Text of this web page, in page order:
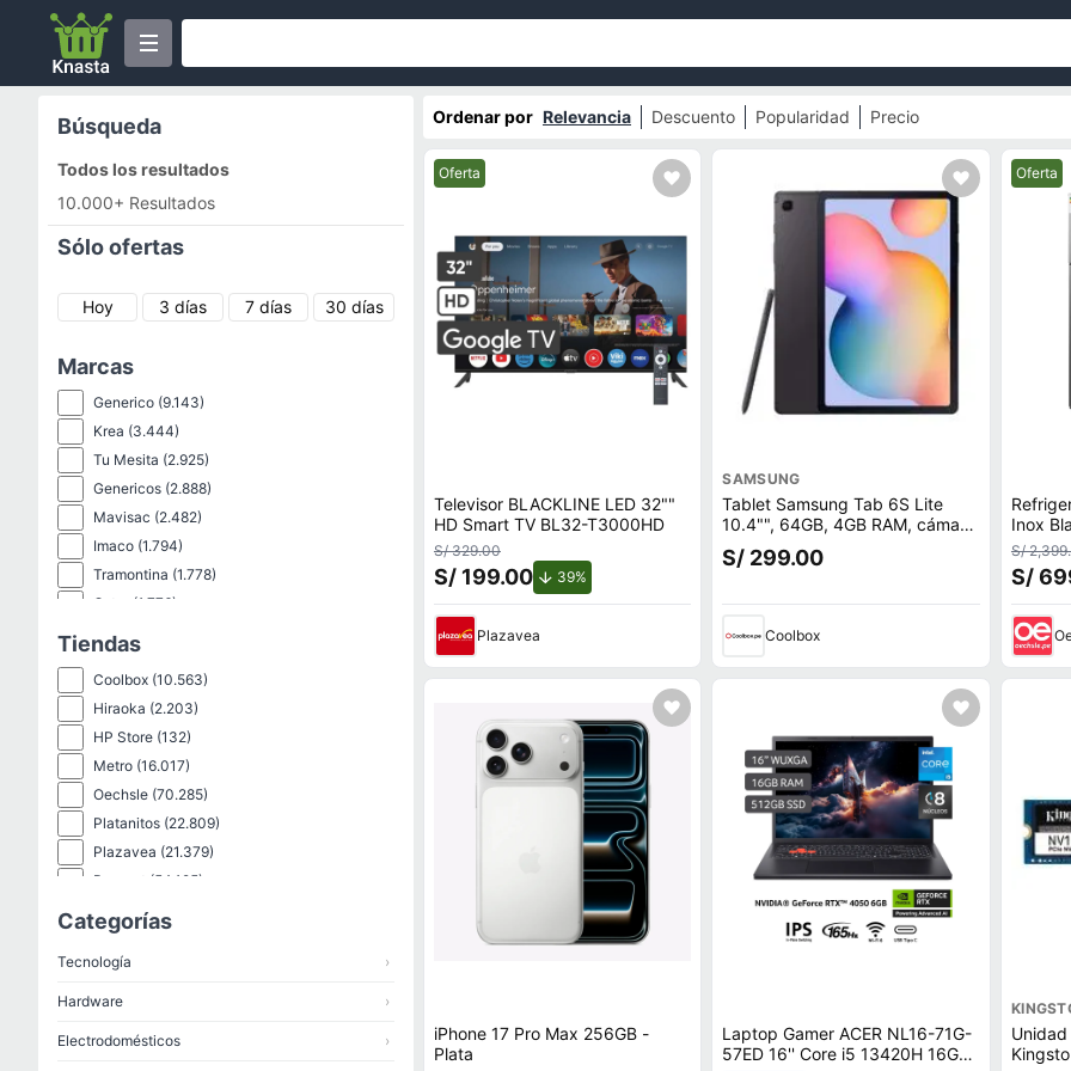
Búsqueda
Todos los resultados
10.000+ Resultados
Sólo ofertas
Hoy 3 días 7 días 30 días
Marcas
Generico (9.143)
Krea (3.444)
Tu Mesita (2.925)
Genericos (2.888)
Mavisac (2.482)
Imaco (1.794)
Tramontina (1.778)
Oster
(1.776)
Genérico
Sm(1.437)
Truper(1.424)
Orange (1.360)
Paraiso (1.321)
Tuhome (1.314)
Pokemon(1.216)
New Athletic(1.168)
Samsung(965)
Tiendas
Coolbox (10.563)
Hiraoka (2.203)
HP Store (132)
Metro (16.017)
Oechsle (70.285)
Platanitos (22.809)
Plazavea (21.379)
Promart
(54.195)
Reebok(23)
Samsung
Shopstar
Thenorthface
Categorías
Tecnología ›
Hardware ›
Electrodomésticos ›
Ordenar por Relevancia Descuento Popularidad Precio
Mejor precio.
Oferta
Televisor BLACKLINE LED 32""
HD Smart TV BL32-T3000HD
S/ 329.00
S/ 199.00 39%de descuento.
Plazavea
SAMSUNG
Tablet Samsung Tab 6S Lite
10.4"", 64GB, 4GB RAM, cámara
principal 8MP y frontal 5MP,
Octa-Core, 7040 mAh, negro
S/ 299.00
Coolbox
Mejor
Oferta
Inox
S/
S/
iPhone 17 Pro Max 256GB -
Plata
Laptop Gamer ACER NL16-71G-
57ED 16'' Core i5 13420H 16GB